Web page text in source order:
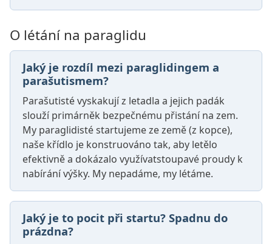
O létání na paraglidu
Jaký je rozdíl mezi paraglidingem a
parašutismem?
Parašutisté vyskakují z letadla a jejich padák
slouží primárněk bezpečnému přistání na zem.
My paraglidisté startujeme ze země (z kopce),
naše křídlo je konstruováno tak, aby letělo
efektivně a dokázalo využívatstoupavé proudy k
nabírání výšky. My nepadáme, my létáme.
Jaký je to pocit při startu? Spadnu do
prázdna?